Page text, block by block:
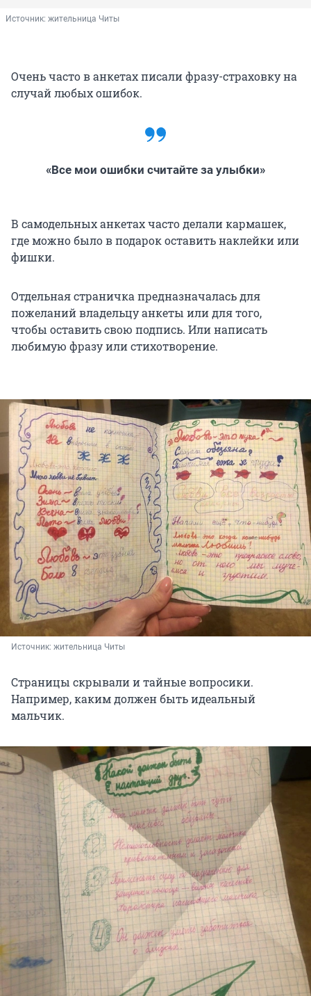
Источник: жительница Читы
Очень часто в анкетах писали фразу-страховку на
случай любых ошибок.
«Все мои ошибки считайте за улыбки»
В самодельных анкетах часто делали кармашек,
где можно было в подарок оставить наклейки или
фишки.
Отдельная страничка предназначалась для
пожеланий владельцу анкеты или для того,
чтобы оставить свою подпись. Или написать
любимую фразу или стихотворение.
Источник: жительница Читы
Страницы скрывали и тайные вопросики.
Например, каким должен быть идеальный
мальчик.